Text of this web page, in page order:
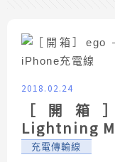
2018.02.24
［開箱
Lightning
充電傳輸線